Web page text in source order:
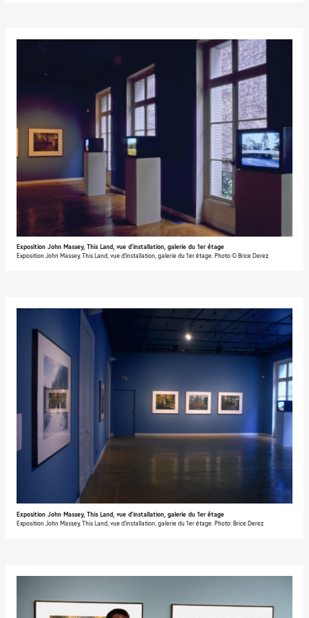
Exposition John Massey, This Land, vue d'installation, galerie du 1er étage
Exposition John Massey, This Land, vue d'installation, galerie du 1er étage. Photo © Brice Derez
Exposition John Massey, This Land, vue d'installation, galerie du 1er étage
Exposition John Massey, This Land, vue d'installation, galerie du 1er étage. Photo: Brice Derez